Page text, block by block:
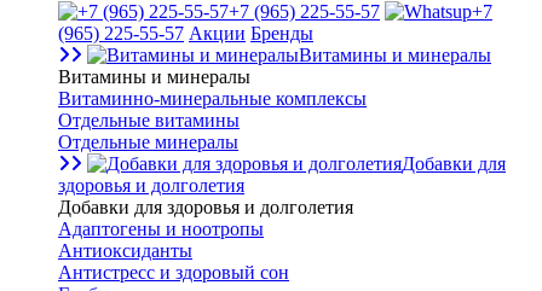
+7 (965) 225-55-57
+7
(965) 225-55-57 Акции Бренды
Витамины и минералы
Витамины и минералы
Витаминно-минеральные комплексы
Отдельные витамины
Отдельные минералы
Добавки для
здоровья и долголетия
Добавки для здоровья и долголетия
Адаптогены и ноотропы
Антиоксиданты
Антистресс и здоровый сон